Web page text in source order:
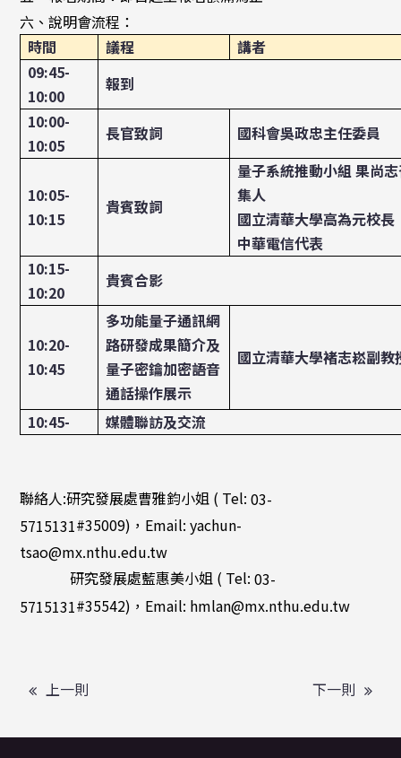
六、說明會流程：
時間
議程
講者
09:45-
10:00
報到
10:00-
10:05
長官致詞 國科會吳政忠主任委員
10:05-
10:15
貴賓致詞
量子系統推動小組 果尚
集人
國立清華大學高為元校長
中華電信代表
10:15-
10:20
貴賓合影
10:20-
10:45
多功能量子通訊網
路研發成果簡介及
量子密鑰加密語音
通話操作展示
國立清華大學褚志崧副教
10:45- 媒體聯訪及交流
聯絡人:研究發展處曹雅鈞小姐 ( Tel:03-
5715131#35009)，Email: yachun-
tsao@mx.nthu.edu.tw
研究發展處藍惠美小姐 ( Tel:03-
5715131#35542)，Email: hmlan@mx.nthu.edu.tw
上一則 下一則